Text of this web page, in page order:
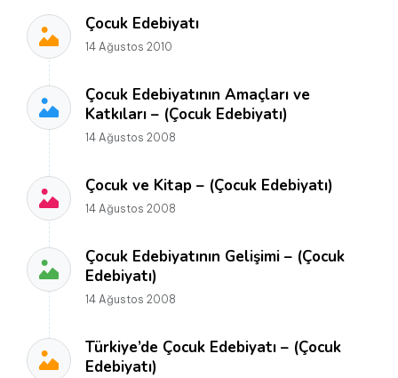
Çocuk Edebiyatı
14 Ağustos 2010
Çocuk Edebiyatının Amaçları ve
Katkıları – (Çocuk Edebiyatı)
14 Ağustos 2008
Çocuk ve Kitap – (Çocuk Edebiyatı)
14 Ağustos 2008
Çocuk Edebiyatının Gelişimi – (Çocuk
Edebiyatı)
14 Ağustos 2008
Türkiye’de Çocuk Edebiyatı – (Çocuk
Edebiyatı)